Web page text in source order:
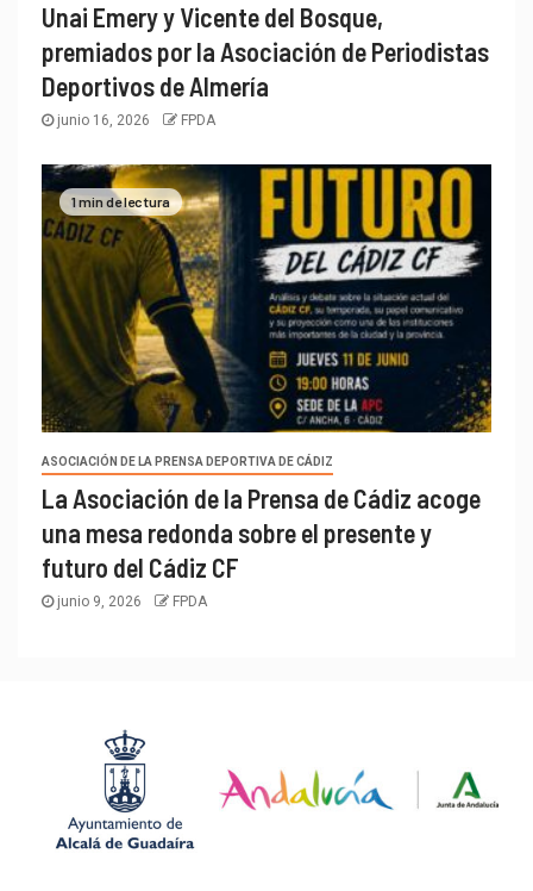
Unai Emery y Vicente del Bosque,
premiados por la Asociación de Periodistas
Deportivos de Almería
junio 16, 2026 FPDA
1 min de lectura
ASOCIACIÓN DE LA PRENSA DEPORTIVA DE CÁDIZ
La Asociación de la Prensa de Cádiz acoge
una mesa redonda sobre el presente y
futuro del Cádiz CF
junio 9, 2026 FPDA